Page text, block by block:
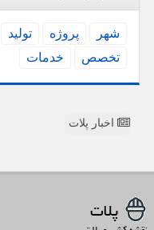
شهر پروژه تولید
تخصص
خدمات
اخبار پلات
پلات